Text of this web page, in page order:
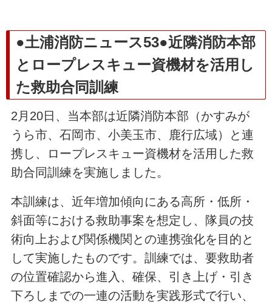
●土浦消防ニュース53●近隣消防本部
とロープレスキュー資機材を活用し
た救助合同訓練
2月20日、当本部は近隣消防本部（かすみが
うら市、石岡市、小美玉市、鹿行広域）と連
携し、ロープレスキュー資機材を活用した救
助合同訓練を実施しました。
本訓練は、近年増加傾向にある高所・低所・
斜面等における救助事案を想定し、隊員の技
術向上および関係機関との連携強化を目的と
して実施したものです。訓練では、要救助者
の位置確認から進入、確保、引き上げ・引き
下ろしまでの一連の活動を実践形式で行い、